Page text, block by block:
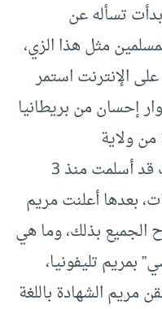
تسأله عن
مثل هذا الزي،
الإنترنت استمر
إحسان من بريطانيا
ولاية
(Massachusetts) والتي كانت قد أسلمت منذ 3
الحوار 3 ساعات، بعدها أعلنت مريم
الجميع بذلك، وما هي
تليفونيا،
مريم الشهادة باللغة